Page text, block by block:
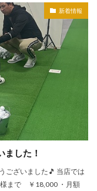
新着情報
した！
ございました🎵 当店では
様まで ￥18,000 ・月額